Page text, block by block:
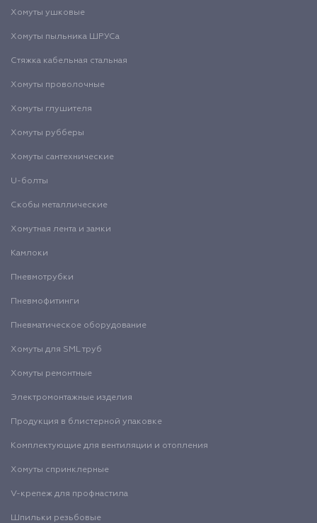
Хомуты ушковые
Хомуты пыльника ШРУСа
Стяжка кабельная стальная
Хомуты проволочные
Хомуты глушителя
Хомуты рубберы
Хомуты сантехнические
U-болты
Скобы металлические
Хомутная лента и замки
Камлоки
Пневмотрубки
Пневмофитинги
Пневматическое оборудование
Хомуты для SML труб
Хомуты ремонтные
Электромонтажные изделия
Продукция в блистерной упаковке
Комплектующие для вентиляции и отопления
Хомуты спринклерные
V-крепеж для профнастила
Шпильки резьбовые